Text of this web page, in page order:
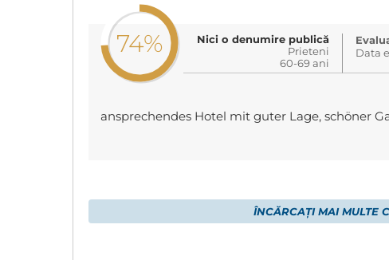
74%
Nici o denumire publică
Prieteni
60-69 ani
Data
ansprechendes Hotel mit guter Lage, schöner
ÎNCĂRCAȚI MAI MULTE